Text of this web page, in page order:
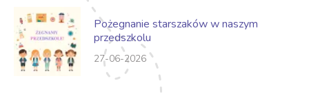
Pożegnanie starszaków w naszym
przedszkolu
27-06-2026